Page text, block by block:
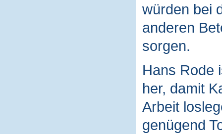
würden bei
anderen
sorgen.
Hans Rode
her, damit
Arbeit
genügend